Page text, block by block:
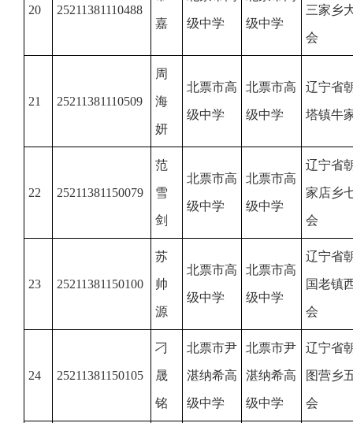
20 25211381110488
嘉 级中学 级中学
三家乡
会
21 25211381110509
周
海
妍
北票市高
级中学
北票市高
级中学
辽宁省
塔镇牛
22 25211381150079
范
雪
剑
北票市高
级中学
北票市高
级中学
辽宁省
家店乡
会
23 25211381150100
苏
帅
源
北票市高
级中学
北票市高
级中学
辽宁省
国老镇
会
24 25211381150105
刁
晟
铭
北票市尹
湛纳希高
级中学
北票市尹
湛纳希高
级中学
辽宁省
图营乡
会